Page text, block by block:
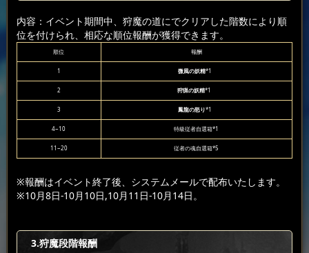
内容：イベント期間中、狩魔の道にでクリアした階数により順
位を付けられ、相応な順位報酬が獲得できます。
順位 報酬
1 微風の妖精*1
2 狩猟の妖精*1
3 鳳龍の怒り*1
4~10 特級従者自選箱*1
11~20 従者の魂自選箱*5
※報酬はイベント終了後、システムメールで配布いたします。
※10月8日-10月10日,10月11日-10月14日。
3.狩魔段階報酬